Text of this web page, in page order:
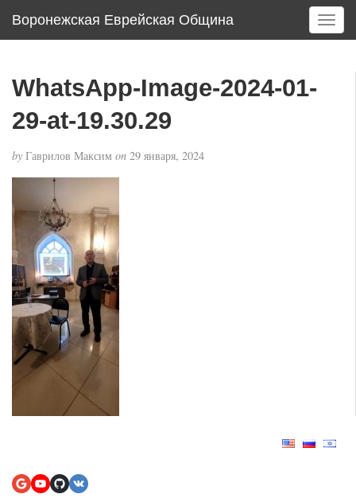
Воронежская Еврейская Община
T
o
WhatsApp-Image-2024-01-
29-at-19.30.29
by Гаврилов Максим on 29 января, 2024